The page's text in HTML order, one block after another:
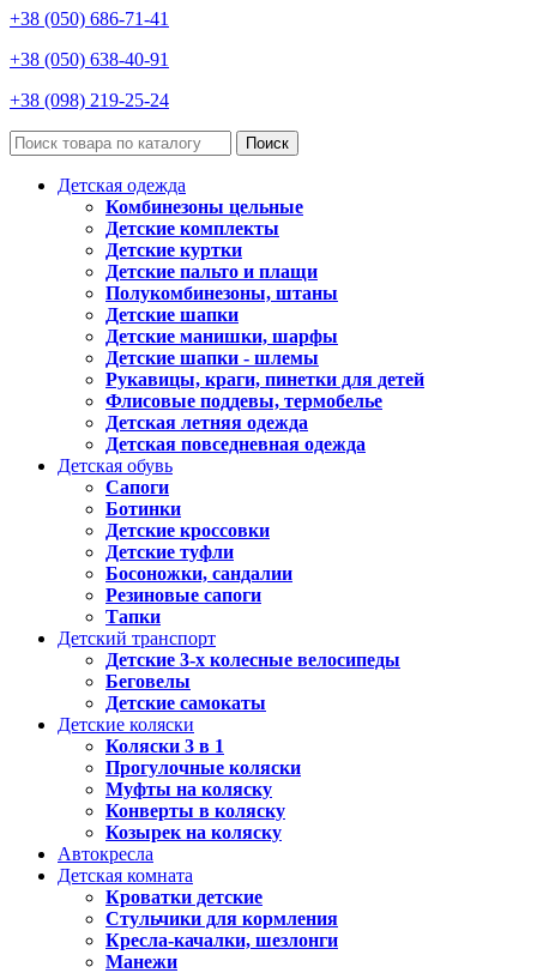
+38 (050) 686-71-41
+38 (050) 638-40-91
+38 (098) 219-25-24
Поиск
Детская одежда
Комбинезоны цельные
Детские комплекты
Детские куртки
Детские пальто и плащи
Полукомбинезоны, штаны
Детские шапки
Детские манишки, шарфы
Детские шапки - шлемы
Рукавицы, краги, пинетки для детей
Флисовые поддевы, термобелье
Детская летняя одежда
Детская повседневная одежда
Детская обувь
Сапоги
Ботинки
Детские кроссовки
Детские туфли
Босоножки, сандалии
Резиновые сапоги
Тапки
Детский транспорт
Детские 3-х колесные велосипеды
Беговелы
Детские самокаты
Детские коляски
Коляски 3 в 1
Прогулочные коляски
Муфты на коляску
Конверты в коляску
Козырек на коляску
Автокресла
Детская комната
Кроватки детские
Стульчики для кормления
Кресла-качалки, шезлонги
Манежи